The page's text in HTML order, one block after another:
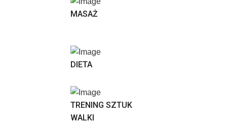
MASAŻ
DIETA
TRENING SZTUK
WALKI